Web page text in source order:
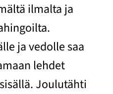
ilmalta ja
ja vedolle saa
lehdet
Joulutähti